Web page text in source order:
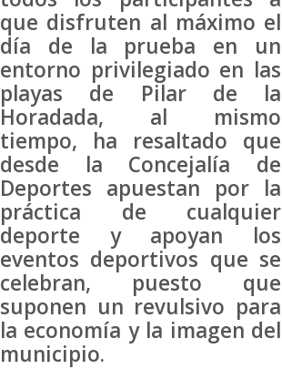
que disfruten al máximo el
día de la prueba en un
entorno privilegiado en las
playas de Pilar de la
Horadada, al mismo
tiempo, ha resaltado que
desde la Concejalía de
Deportes apuestan por la
práctica de cualquier
deporte y apoyan los
eventos deportivos que se
celebran, puesto que
suponen un revulsivo para
la economía y la imagen del
municipio.